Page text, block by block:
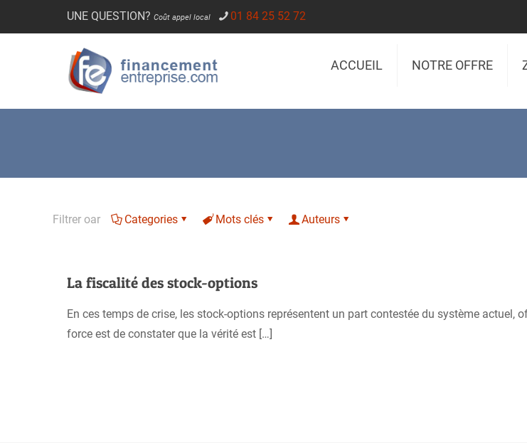
UNE QUESTION? Coût appel local 01 84 25 52 72
ACCUEIL NOTRE OFFRE
Filtrer oar Categories Mots clés Auteurs
La fiscalité des stock-options
En ces temps de crise, les stock-options représentent un part contestée du système
force est de constater que la vérité est […]